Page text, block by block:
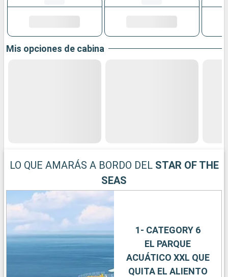
Mis opciones de cabina
LO QUE AMARÁS A BORDO DEL STAR OF THE
SEAS
1- CATEGORY 6
EL PARQUE
ACUÁTICO XXL QUE
QUITA EL ALIENTO